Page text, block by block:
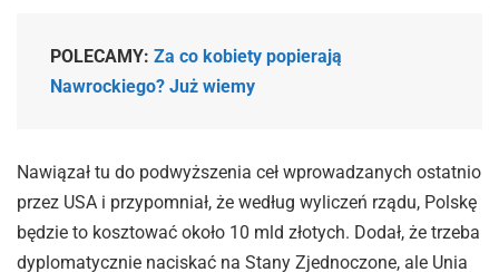
POLECAMY: Za co kobiety popierają
Nawrockiego? Już wiemy
Nawiązał tu do podwyższenia ceł wprowadzanych ostatnio
przez USA i przypomniał, że według wyliczeń rządu, Polskę
będzie to kosztować około 10 mld złotych. Dodał, że trzeba
dyplomatycznie naciskać na Stany Zjednoczone, ale Unia